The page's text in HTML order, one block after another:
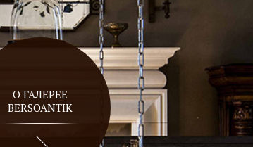
О ГАЛЕРЕЕ
BERSOANTIK